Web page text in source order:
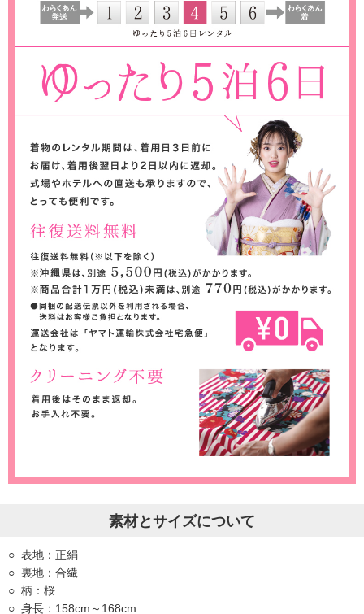
素材とサイズについて
表地：正絹
裏地：合繊
柄：桜
身長：158cm～168cm